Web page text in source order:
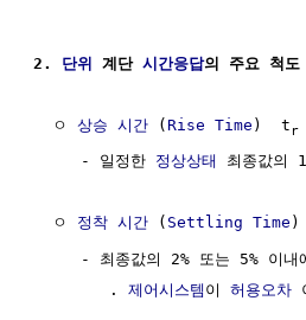
2. 단위 계단 시간응답의 주요 척도
  ㅇ
상승 시간 (Rise Time )  t r
     - 일정한
정상상태 최종값의
  ㅇ
정착 시간 ( Settling Time )
- 최종값의 2% 또는 5% 이내
        .
제어시스템 이 허용오차